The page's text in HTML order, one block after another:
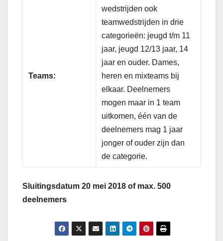
Teams:
wedstrijden ook
teamwedstrijden in drie
categorieën: jeugd t/m 11
jaar, jeugd 12/13 jaar, 14
jaar en ouder. Dames,
heren en mixteams bij
elkaar. Deelnemers
mogen maar in 1 team
uitkomen, één van de
deelnemers mag 1 jaar
jonger of ouder zijn dan
de categorie.
Sluitingsdatum 20 mei 2018 of max. 500
deelnemers